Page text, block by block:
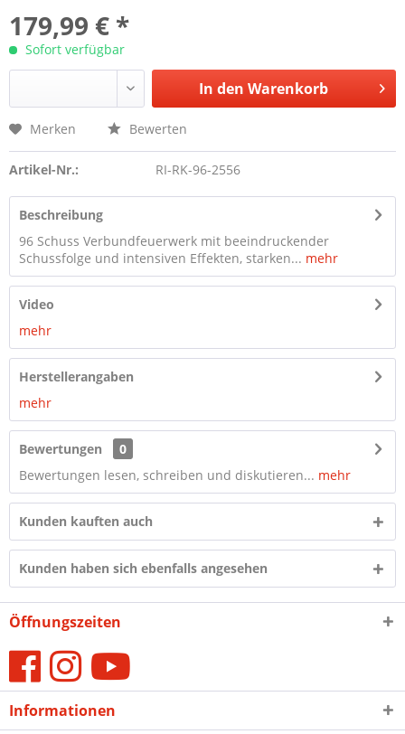
179,99 € *
Sofort verfügbar
In den Warenkorb
Merken Bewerten
Artikel-Nr.: RI-RK-96-2556
Beschreibung
96 Schuss Verbundfeuerwerk mit beeindruckender
Schussfolge und intensiven Effekten, starken... mehr
Video
mehr
Herstellerangaben
mehr
Bewertungen
0
Bewertungen lesen, schreiben und diskutieren... mehr
Kunden kauften auch
Kunden haben sich ebenfalls angesehen
Öffnungszeiten
Informationen